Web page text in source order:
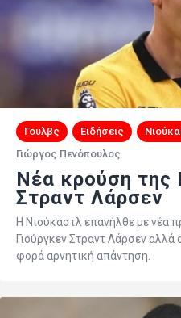
Γουλβς Ειδήσεις
Γιώργος Πενόπουλος
Nέα κρούση της
Στραντ Λάρσεν
Η Νιούκαστλ επανήλθε με νέα
Γιούργκεν Στραντ Λάρσεν αλλά
φορά αρνητική απάντηση.